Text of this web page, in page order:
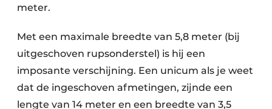
meter.
Met een maximale breedte van 5,8 meter (bij
uitgeschoven rupsonderstel) is hij een
imposante verschijning. Een unicum als je weet
dat de ingeschoven afmetingen, zijnde een
lengte van 14 meter en een breedte van 3,5